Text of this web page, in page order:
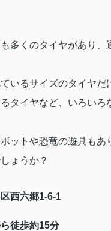
多くのタイヤがあり、
いるサイズのタイヤ
タイヤなど、いろいろ
ットや恐竜の遊具も
ょうか？
西六郷1-6-1
徒歩約15分